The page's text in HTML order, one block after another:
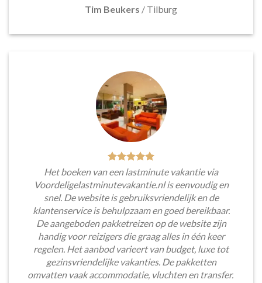
Tim Beukers / Tilburg
Het boeken van een lastminute vakantie via
Voordeligelastminutevakantie.nl is eenvoudig en
snel. De website is gebruiksvriendelijk en de
klantenservice is behulpzaam en goed bereikbaar.
De aangeboden pakketreizen op de website zijn
handig voor reizigers die graag alles in één keer
regelen. Het aanbod varieert van budget, luxe tot
gezinsvriendelijke vakanties. De pakketten
omvatten vaak accommodatie, vluchten en transfer.